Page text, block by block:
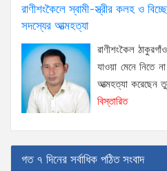
রাণীশংকৈলে স্বামী-স্ত্রীর কলহ ও
সদস্যের আত্মহত্যা
রাণীশংকৈল
যাওয়া মেনে নিতে
আত্মহত্যা করেছেন
বিস্তারিত
গত ৭ দিনের সর্বাধিক পঠিত সংবাদ